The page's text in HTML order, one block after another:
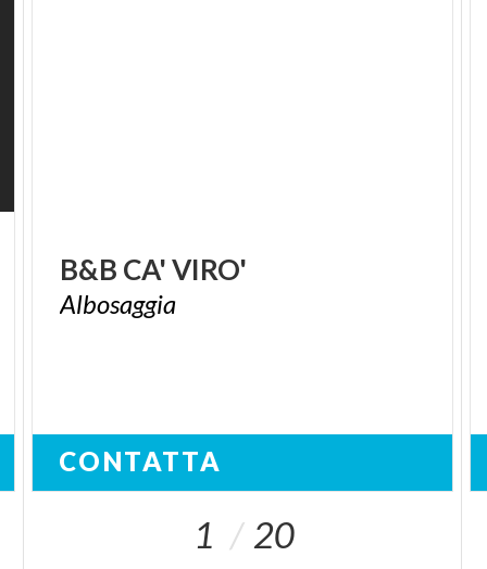
B&B CA'VIRO'
Albosaggia
CONTATTA
1 20